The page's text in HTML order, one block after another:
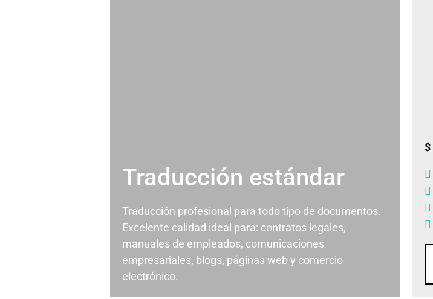
Traducción estándar
Traducción profesional para todo tipo de documentos.
Excelente calidad ideal para: contratos legales,
manuales de empleados, comunicaciones
empresariales, blogs, páginas web y comercio
electrónico.
$